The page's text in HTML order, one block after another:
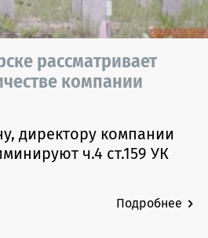
рассматривает
компании
директору компании
ч.4 ст.159 УК
Подробнее